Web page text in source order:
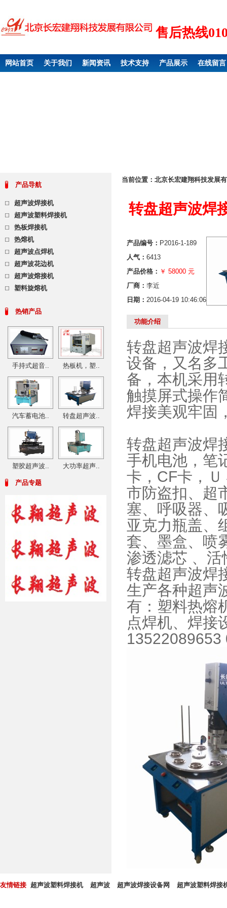
售后热线
网站首页 关于我们 新闻资讯 技术支持 产品展示 在线留言
产品导航
超声波焊接机
超声波塑料焊接机
热板焊接机
热熔机
超声波点焊机
超声波花边机
超声波熔接机
塑料旋熔机
热销产品
手持式超音.. 热板机，塑..
汽车蓄电池.. 转盘超声波..
塑胶超声波.. 大功率超声..
产品专题
当前位置： 北京长宏建翔科技发展
转盘超声波焊
产品编号： P2016-1-189
人气： 6413
产品价格： ￥ 58000 元
厂商： 李近
日期： 2016-04-19 10:46:06
功能介绍
转盘超声波焊
设备，又名多
备，本机采用
触摸屏式操作
焊接美观牢固
转盘超声波焊
手机电池，笔
卡，CF卡，
市防盗扣、超
塞、呼吸器、
亚克力瓶盖、
套、墨盒、喷
渗透滤芯 、
转盘超声波焊
生产各种超声
有：塑料热熔
点焊机、焊接
13522089653
友情链接 超声波塑料焊接机 超声波 超声波焊接设备网 超声波塑料焊接